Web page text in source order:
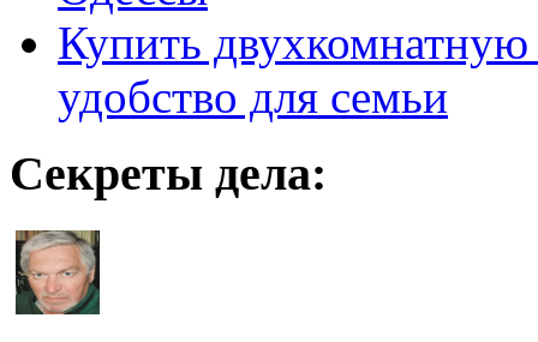
Купить
удобство для семьи
Секреты дела: